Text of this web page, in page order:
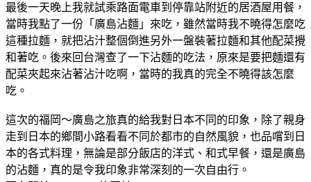
最後一天晚上我就試乘路面電車到停靠站附近的居酒屋用餐，
當時我點了一份「廣島沾麵」來吃，雖然當時我不曉得怎麼吃
這種拉麵，就把沾汁整個倒進另外一盤裝著拉麵和其他配菜攪
和著吃。後來回台灣查了一下沾麵的吃法，原來是要把麵還有
配菜夾起來沾著沾汁吃啊，當時的我真的完全不曉得該怎麼
吃。
這次的福岡～廣島之旅真的給我對日本不同的印象，除了親身
走到日本的鄉間小路看看不同於都市的自然風貌，也品嚐到日
本的各式料理，無論是部分飯店的洋式、和式早餐，還是廣島
的沾麵，真的是令我印象非常深刻的一次自由行。